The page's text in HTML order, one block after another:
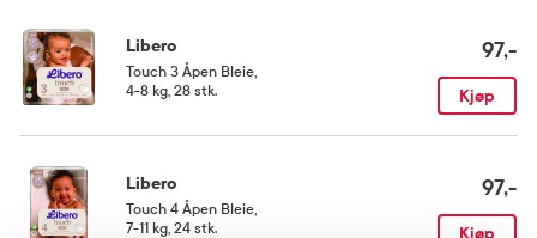
Libero
Touch 3 Åpen Bleie
4-8 kg, 28 stk.
97,-
Kjøp
Libero
Touch 4 Åpen Bleie
7-11 kg, 24 stk.
97,-
Kjøp